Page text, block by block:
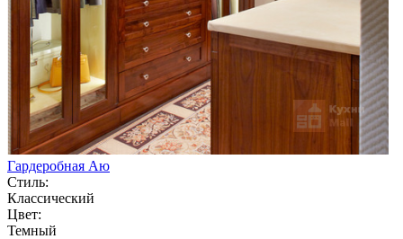
Гардеробная Аю
Стиль:
Классический
Цвет:
Темный